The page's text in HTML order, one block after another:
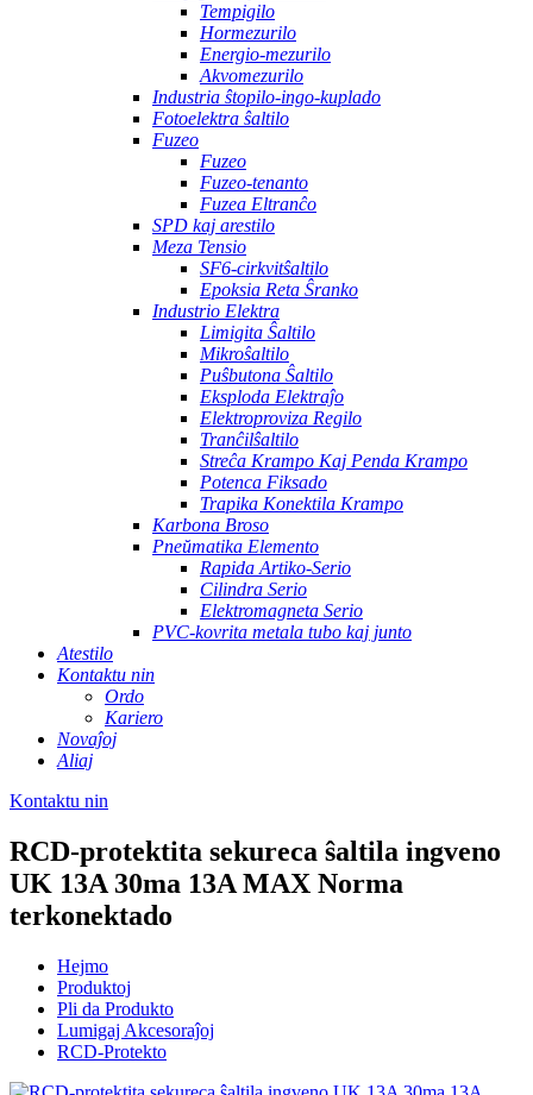
Tempigilo
Hormezurilo
Energio-mezurilo
Akvomezurilo
Industria ŝtopilo-ingo-kuplado
Fotoelektra ŝaltilo
Fuzeo
Fuzeo
Fuzeo-tenanto
Fuzea Eltranĉo
SPD kaj arestilo
Meza Tensio
SF6-cirkvitŝaltilo
Epoksia Reta Ŝranko
Industrio Elektra
Limigita Ŝaltilo
Mikroŝaltilo
Puŝbutona Ŝaltilo
Eksploda Elektraĵo
Elektroproviza Regilo
Tranĉilŝaltilo
Streĉa Krampo Kaj Penda Krampo
Potenca Fiksado
Trapika Konektila Krampo
Karbona Broso
Pneŭmatika Elemento
Rapida Artiko-Serio
Cilindra Serio
Elektromagneta Serio
PVC-kovrita metala tubo kaj junto
Atestilo
Kontaktu nin
Ordo
Kariero
Novaĵoj
Aliaj
Kontaktu nin
RCD-protektita sekureca ŝaltila ingveno
UK 13A 30ma 13A MAX Norma
terkonektado
Hejmo
Produktoj
Pli da Produkto
Lumigaj Akcesoraĵoj
RCD-Protekto